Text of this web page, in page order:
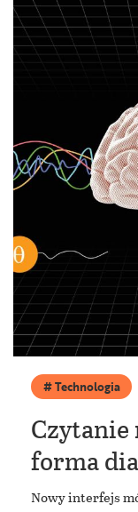
Technologia
Czytanie
forma
Nowy interfejs